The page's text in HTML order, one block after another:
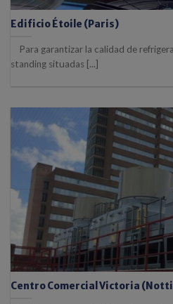
Edificio Étoile (Paris)
Para garantizar la calidad de
standing situadas [...]
Centro Comercial Victoria